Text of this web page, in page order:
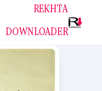
REKHTA
DOWNLOADER